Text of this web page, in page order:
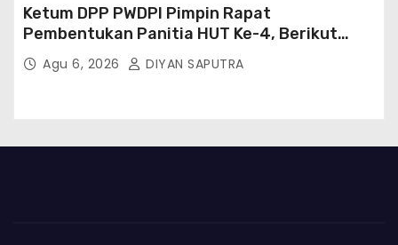
Ketum DPP PWDPI Pimpin Rapat
Pembentukan Panitia HUT Ke-4, Berikut
Susunan Dan Rangkaian Kegiatannya
Agu 6, 2026 DIYAN SAPUTRA